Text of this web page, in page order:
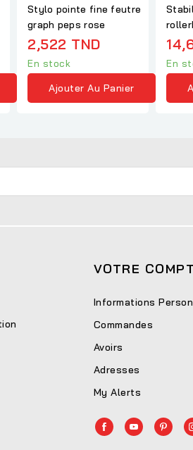
Stylo pointe fine feutre
graph peps rose
2,522 TND
En stock
Ajouter Au Panier
En
VOTRE
Informations
Commandes
Avoirs
Adresses
My Alerts